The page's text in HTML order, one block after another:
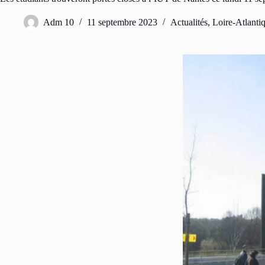
Adm 10 11 septembre 2023 Actualités, Loire-